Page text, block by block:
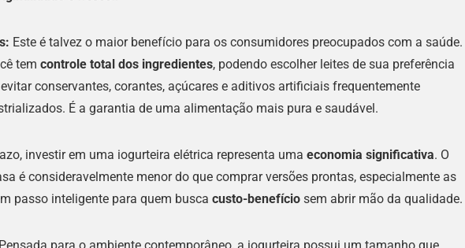
Este é talvez o maior benefício para os consumidores preocupados com a saúde.
tem controle total dos ingredientes, podendo escolher leites de sua preferência
conservantes, corantes, açúcares e aditivos artificiais frequentemente
É a garantia de uma alimentação mais pura e saudável.
investir em uma iogurteira elétrica representa uma economia significativa. O
é consideravelmente menor do que comprar versões prontas, especialmente as
passo inteligente para quem busca custo-benefício sem abrir mão da qualidade.
Pensada para o ambiente contemporâneo, a iogurteira possui um tamanho que